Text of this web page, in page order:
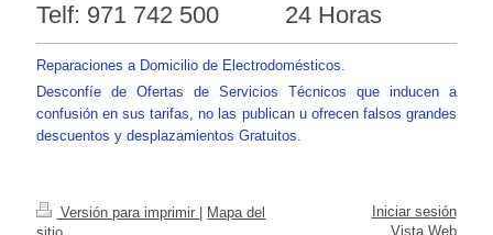
Telf: 971 742 500 24 Horas
Reparaciones a Domicilio de Electrodomésticos.
Desconfíe de Ofertas de Servicios Técnicos que inducen a
confusión en sus tarifas, no las publican u ofrecen falsos grandes
descuentos y desplazamientos Gratuitos.
Versión para imprimir | Mapa del
Iniciar sesión
Vista Web